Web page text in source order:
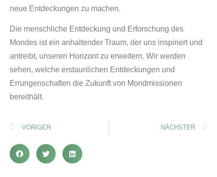
neue Entdeckungen zu machen.
Die menschliche Entdeckung und Erforschung des
Mondes ist ein anhaltender Traum, der uns inspiriert und
antreibt, unseren Horizont zu erweitern. Wir werden
sehen, welche erstaunlichen Entdeckungen und
Errungenschaften die Zukunft von Mondmissionen
bereithält.
VORIGER NÄCHSTER